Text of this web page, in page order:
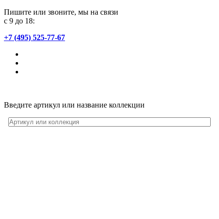
Пишите или звоните, мы на связи
с 9 до 18:
+7 (495) 525-77-67
Введите артикул или название коллекции